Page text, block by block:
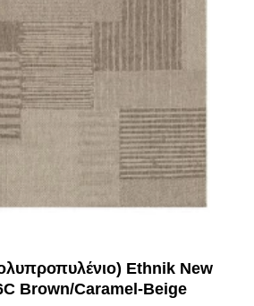
Ethnik New
Brown/Caramel-Beige